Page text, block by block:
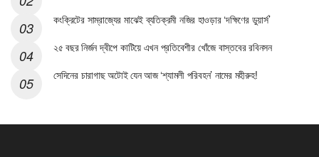
কংক্রিটের সাম্রাজ্যের মাঝেই ব্যতিক্রমী নজির হাওড়ার ‘দক্ষিণের ডুয়ার্স’
২৫ বছর নির্জন দ্বীপে কাটিয়ে এখন প্রতিবেশীর খোঁজে বাস্তবের রবিনসন
সেদিনের চারাগাছ অটোই যেন আজ ‘শ্যামলী পরিবহন’ নামের মহীরুহ!